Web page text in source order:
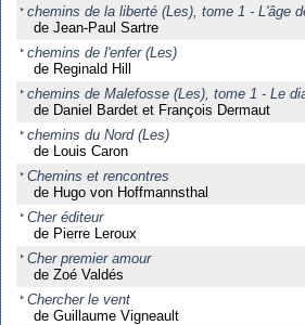
chemins de la liberté (Les), tome 1 - L'âge
de Jean-Paul Sartre
chemins de l'enfer (Les)
de Reginald Hill
chemins de Malefosse (Les), tome 1 - Le
de Daniel Bardet et François Dermaut
chemins du Nord (Les)
de Louis Caron
Chemins et rencontres
de Hugo von Hoffmannsthal
Cher éditeur
de Pierre Leroux
Cher premier amour
de Zoé Valdés
Chercher le vent
de Guillaume Vigneault